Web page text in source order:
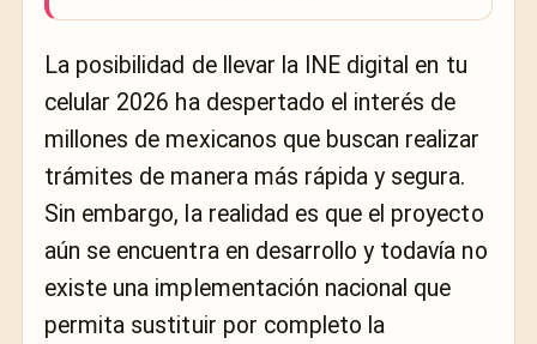
La posibilidad de llevar la INE digital en tu
celular 2026 ha despertado el interés de
millones de mexicanos que buscan realizar
trámites de manera más rápida y segura.
Sin embargo, la realidad es que el proyecto
aún se encuentra en desarrollo y todavía no
existe una implementación nacional que
permita sustituir por completo la